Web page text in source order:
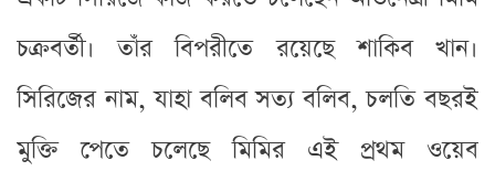
চক্রবর্তী। তাঁর বিপরীতে রয়েছে শাকিব খান।
সিরিজের নাম, যাহা বলিব সত্য বলিব, চলতি বছরই
মুক্তি পেতে চলেছে মিমির এই প্রথম ওয়েব